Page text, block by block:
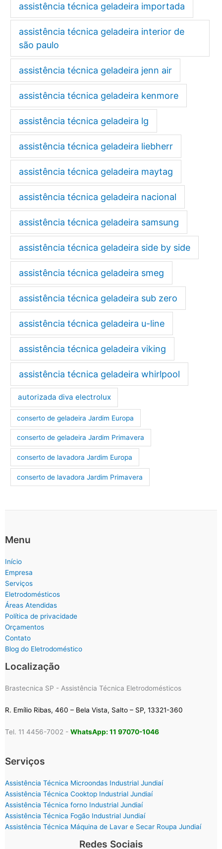
assistência técnica geladeira importada
assistência técnica geladeira interior de
são paulo
assistência técnica geladeira jenn air
assistência técnica geladeira kenmore
assistência técnica geladeira lg
assistência técnica geladeira liebherr
assistência técnica geladeira maytag
assistência técnica geladeira nacional
assistência técnica geladeira samsung
assistência técnica geladeira side by side
assistência técnica geladeira smeg
assistência técnica geladeira sub zero
assistência técnica geladeira u-line
assistência técnica geladeira viking
assistência técnica geladeira whirlpool
autorizada diva electrolux
conserto de geladeira Jardim Europa
conserto de geladeira Jardim Primavera
conserto de lavadora Jardim Europa
conserto de lavadora Jardim Primavera
Menu
Início
Empresa
Serviços
Eletrodomésticos
Áreas Atendidas
Política de privacidade
Orçamentos
Contato
Blog do Eletrodoméstico
Localização
Brastecnica SP - Assistência Técnica Eletrodomésticos
R. Emílio Ribas, 460 – Bela Vista, Salto – SP, 13321-360
Tel. 11 4456-7002 - WhatsApp: 11 97070-1046
Serviços
Assistência Técnica Microondas Industrial Jundiaí
Assistência Técnica Cooktop Industrial Jundiaí
Assistência Técnica forno Industrial Jundiaí
Assistência Técnica Fogão Industrial Jundiaí
Assistência Técnica Máquina de Lavar e Secar Roupa Jundiaí
Redes Sociais